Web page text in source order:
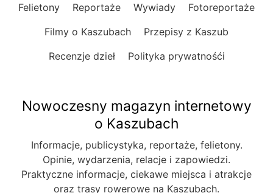
Felietony Reportaże Wywiady
Fotoreportaże
Filmy o Kaszubach
Przepisy z Kaszub
Recenzje dzieł
Polityka prywatnośći
Nowoczesny magazyn internetowy
o Kaszubach
Informacje, publicystyka, reportaże, felietony.
Opinie, wydarzenia, relacje i zapowiedzi.
Praktyczne informacje, ciekawe miejsca i atrakcje
oraz trasy rowerowe na Kaszubach.